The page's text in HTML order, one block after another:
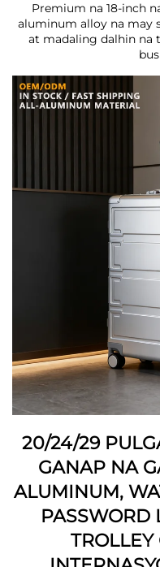
Premium na 18-inch
aluminum alloy na may
at madaling dalhin na
20/24/29
GANAP NA
ALUMINUM,
PASSWORD
TROLLEY